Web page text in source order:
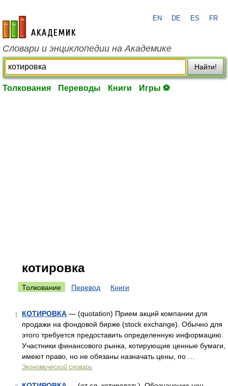
academic.ru
EN DE ES FR
Словари и энциклопедии на Академике
Найти!
Толкования Переводы Книги Игры ⚽
котировка
Толкование Перевод Книги
1 КОТИРОВКА — (quotation) Прием акций компании для
продажи на фондовой бирже (stock exchange). Обычно для
этого требуется предоставить определенную информацию.
Участники финансового рынка, котирующие ценные бумаги,
имеют право, но не обязаны назначать цены, по …
Экономический словарь